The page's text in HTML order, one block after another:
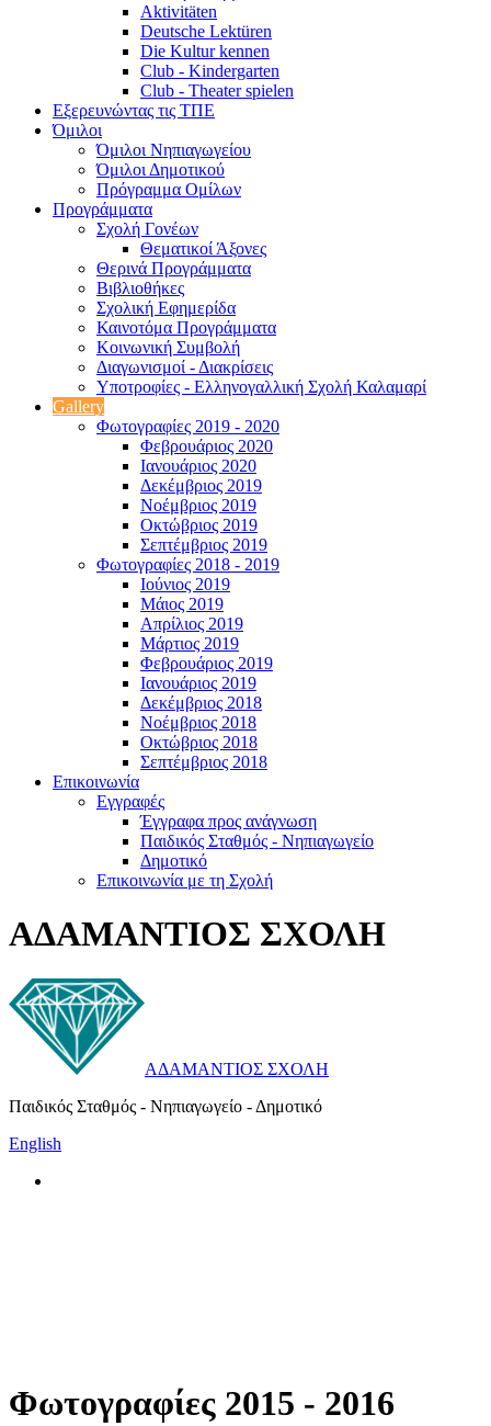
Aktivitäten
Deutsche Lektüren
Die Kultur kennen
Club - Kindergarten
Club - Theater spielen
Εξερευνώντας τις ΤΠΕ
Όμιλοι
Όμιλοι Νηπιαγωγείου
Όμιλοι Δημοτικού
Πρόγραμμα Ομίλων
Προγράμματα
Σχολή Γονέων
Θεματικοί Άξονες
Θερινά Προγράμματα
Βιβλιοθήκες
Σχολική Εφημερίδα
Καινοτόμα Προγράμματα
Κοινωνική Συμβολή
Διαγωνισμοί - Διακρίσεις
Υποτροφίες - Ελληνογαλλική Σχολή Καλαμαρί
Gallery
Φωτογραφίες 2019 - 2020
Φεβρουάριος 2020
Ιανουάριος 2020
Δεκέμβριος 2019
Νοέμβριος 2019
Οκτώβριος 2019
Σεπτέμβριος 2019
Φωτογραφίες 2018 - 2019
Ιούνιος 2019
Μάιος 2019
Απρίλιος 2019
Μάρτιος 2019
Φεβρουάριος 2019
Ιανουάριος 2019
Δεκέμβριος 2018
Νοέμβριος 2018
Οκτώβριος 2018
Σεπτέμβριος 2018
Επικοινωνία
Εγγραφές
Έγγραφα προς ανάγνωση
Παιδικός Σταθμός - Νηπιαγωγείο
Δημοτικό
Επικοινωνία με τη Σχολή
ΑΔΑΜΑΝΤΙΟΣ ΣΧΟΛΗ
ΑΔΑΜΑΝΤΙΟΣ ΣΧΟΛΗ
Παιδικός Σταθμός - Νηπιαγωγείο - Δημοτικό
English
Φωτογραφίες 2015 - 2016